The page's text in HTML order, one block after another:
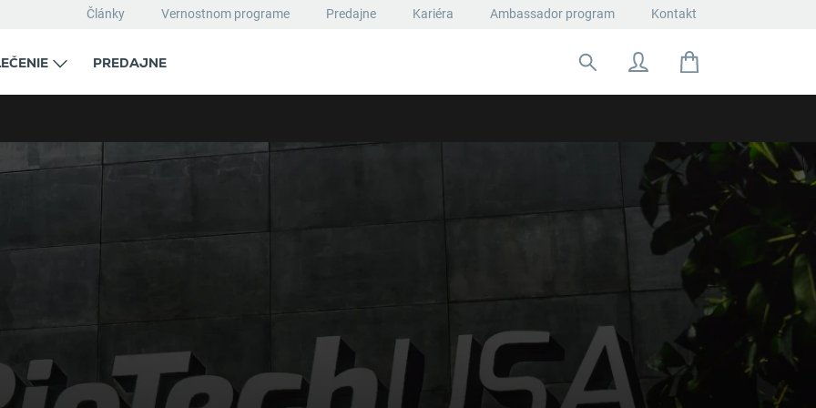
Články Vernostnom programe Predajne Kariéra Ambassador program Kontakt
PREDAJNE
Hľadať: